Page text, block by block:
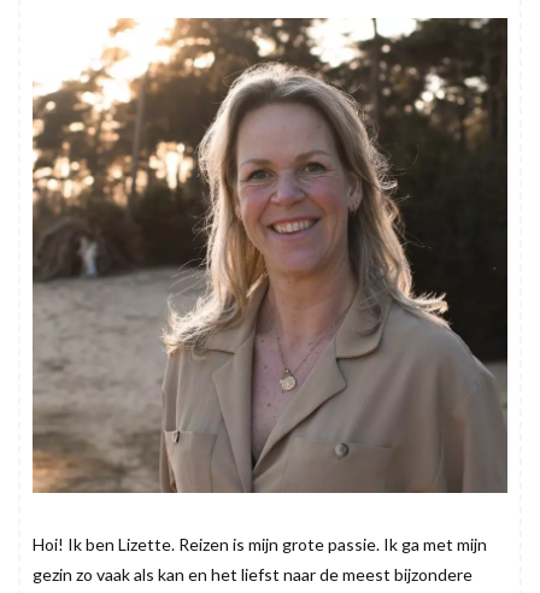
Hoi! Ik ben Lizette. Reizen is mijn grote passie. Ik ga met mijn
gezin zo vaak als kan en het liefst naar de meest bijzondere